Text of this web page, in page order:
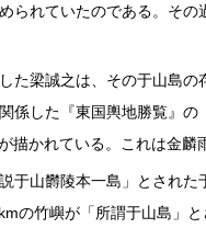
られていたのである。そ
梁誠之は、その于山島
係した『東国輿地勝覧』
描かれている。これは金
山欝陵本一島」とされ
の竹嶼が「所謂于山島」